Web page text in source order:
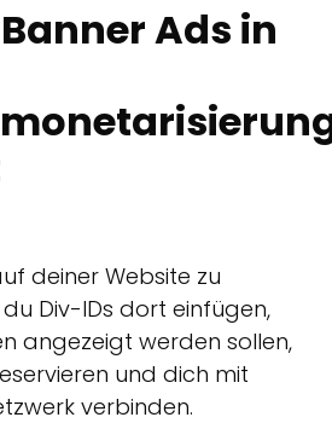
Ads in
deiner Website zu
Div-IDs dort einfügen,
angezeigt werden sollen,
und dich mit
verbinden.